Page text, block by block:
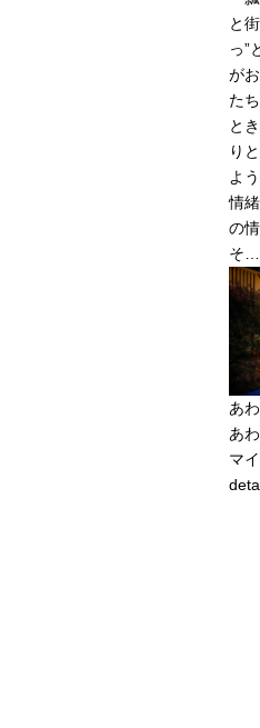
と
っ”
が
た
と
り
よ
情
の
そ…
あ
あ
マ